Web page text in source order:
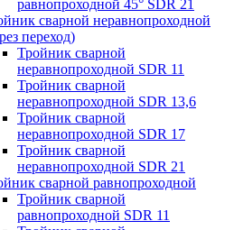
равнопроходной 45° SDR 21
сварной неравнопроходной
переход)
Тройник сварной
неравнопроходной SDR 11
Тройник сварной
неравнопроходной SDR 13,6
Тройник сварной
неравнопроходной SDR 17
Тройник сварной
неравнопроходной SDR 21
сварной равнопроходной
Тройник сварной
равнопроходной SDR 11